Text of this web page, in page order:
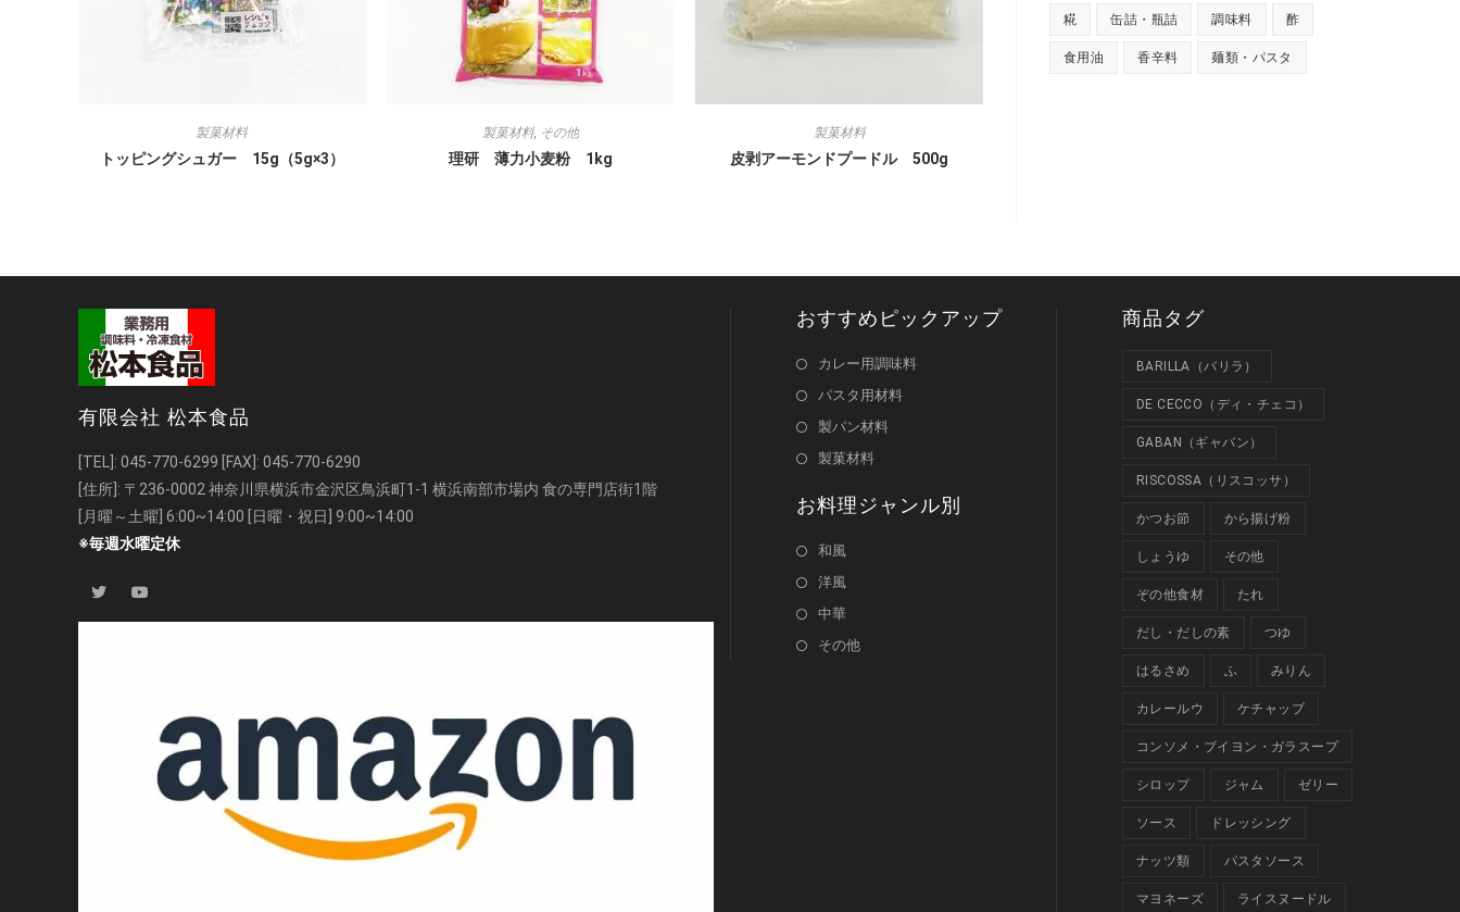
製菓材料
トッピングシュガー 15g（5g×3）
製菓材料, その他
理研 薄力小麦粉 1kg
製菓材料
皮剥アーモンドプードル 500g
糀 缶詰・瓶詰 調味料 酢
食用油 香辛料 麺類・パスタ
有限会社 松本食品
[TEL]: 045-770-6299 [FAX]: 045-770-6290
[住所]: 〒236-0002 神奈川県横浜市金沢区鳥浜町1-1 横浜南部市場内 食の専門店街1階
[月曜～土曜] 6:00~14:00 [日曜・祝日] 9:00~14:00
※毎週水曜定休
おすすめピックアップ
カレー用調味料
パスタ用材料
製パン材料
製菓材料
お料理ジャンル別
和風
洋風
中華
その他
商品タグ
BARILLA（バリラ）
DE CECCO（ディ・チェコ）
GABAN（ギャバン）
RISCOSSA（リスコッサ）
かつお節 から揚げ粉
しょうゆ その他
ぞの他食材 たれ
だし・だしの素 つゆ
はるさめ ふ みりん
カレールウ ケチャップ
コンソメ・ブイヨン・ガラスープ
シロップ ジャム ゼリー
ソース ドレッシング
ナッツ類 パスタソース
マヨネーズ ライスヌードル